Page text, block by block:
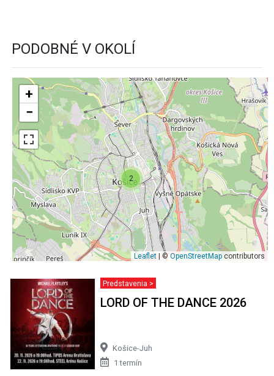
PODOBNÉ V OKOLÍ
2
+
−
Leaflet | ©OpenStreetMap contributors
Predstavenia >
LORD OF THE DANCE 2026
Košice-Juh
1 termín